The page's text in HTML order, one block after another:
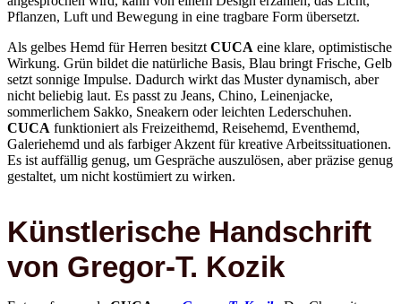
Als gelbes Hemd für Herren besitztCUCAeine klare, optimistische
setzt sonnige Impulse. Dadurch wirkt das Muster dynamisch, aber
nicht beliebig laut. Es passt zu Jeans, Chino, Leinenjacke,
sommerlichem Sakko, Sneakern oder leichten Lederschuhen.
CUCAfunktioniert als Freizeithemd, Reisehemd, Eventhemd,
Galeriehemd und als farbiger Akzent für kreative Arbeitssituationen.
Es ist auffällig genug, um Gespräche auszulösen, aber präzise genug
gestaltet, um nicht kostümiert zu wirken.
von Gregor-T. Kozik
Entworfen wurdeCUCA von Gregor-T. Kozik . Der Chemnitzer